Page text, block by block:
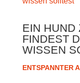
EIN HUND
FINDEST
WISSEN
ENTSPANNTER